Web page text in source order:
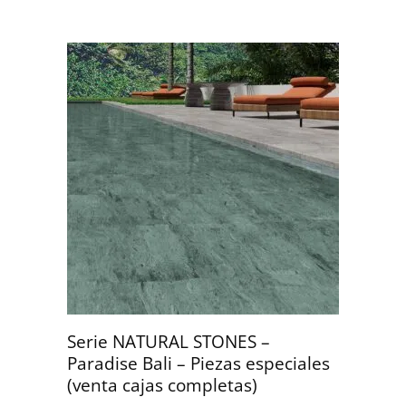
Serie NATURAL STONES –
Paradise Bali – Piezas especiales
(venta cajas completas)